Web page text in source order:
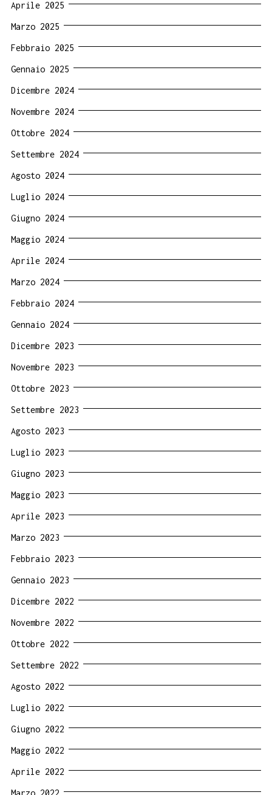
Aprile 2025
Marzo 2025
Febbraio 2025
Gennaio 2025
Dicembre 2024
Novembre 2024
Ottobre 2024
Settembre 2024
Agosto 2024
Luglio 2024
Giugno 2024
Maggio 2024
Aprile 2024
Marzo 2024
Febbraio 2024
Gennaio 2024
Dicembre 2023
Novembre 2023
Ottobre 2023
Settembre 2023
Agosto 2023
Luglio 2023
Giugno 2023
Maggio 2023
Aprile 2023
Marzo 2023
Febbraio 2023
Gennaio 2023
Dicembre 2022
Novembre 2022
Ottobre 2022
Settembre 2022
Agosto 2022
Luglio 2022
Giugno 2022
Maggio 2022
Aprile 2022
Marzo 2022